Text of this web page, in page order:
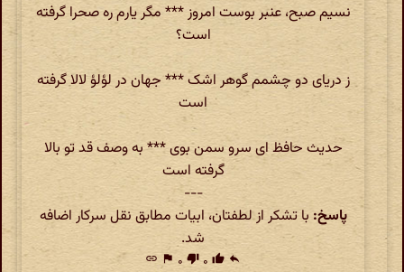
نسیم صبح، عنبر بوست امروز *** مگر یارم ره صحرا گرفته
است؟
ز دریای دو چشمم گوهر اشک *** جهان در لؤلؤ لالا گرفته
است
حدیث حافظ ای سرو سمن بوی *** به وصف قد تو بالا
گرفته است
---
پاسخ: با تشکر از لطفتان، ابیات مطابق نقل سرکار اضافه
شد.
reply
thumb_up ۰ thumb_down ۰ flag
link